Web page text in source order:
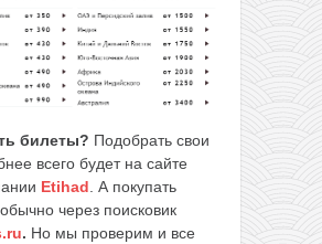
билеты? Подобрать свои
всего будет на сайте
Etihad . А покупать
через поисковик
. Но мы проверим и все